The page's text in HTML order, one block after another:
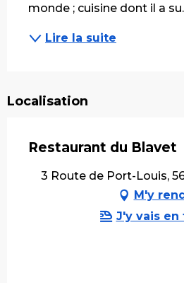
monde ; cuisine dont il a
Lire la suite
Localisation
Restaurant du Blavet
3 Route de Port-Louis,
M'y
J'y vais en